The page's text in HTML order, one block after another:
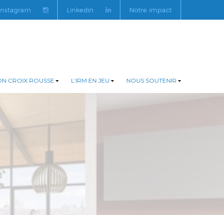
Linkedin Notre impact
CROIX ROUSSE L’IRM EN JEU NOUS SOUTENIR